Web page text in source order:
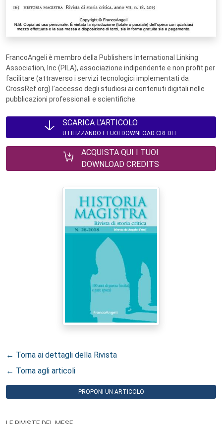
FrancoAngeli è membro della Publishers International Linking
Association, Inc (PILA), associazione indipendente e non profit per
facilitare (attraverso i servizi tecnologici implementati da
CrossRef.org) l’accesso degli studiosi ai contenuti digitali nelle
pubblicazioni professionali e scientifiche.
SCARICA L'ARTICOLO
UTILIZZANDO I TUOI DOWNLOAD CREDIT
ACQUISTA QUI I TUOI
DOWNLOAD CREDITS
← Torna ai dettagli della Rivista
← Torna agli articoli
PROPONI UN ARTICOLO